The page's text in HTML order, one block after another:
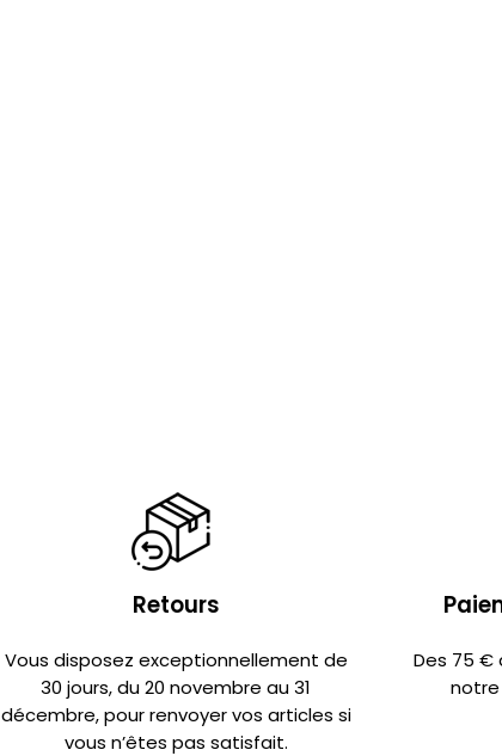
Retours
Vous disposez exceptionnellement de
30 jours, du 20 novembre au 31
décembre, pour renvoyer vos articles si
vous n’êtes pas satisfait.
Des 75 €